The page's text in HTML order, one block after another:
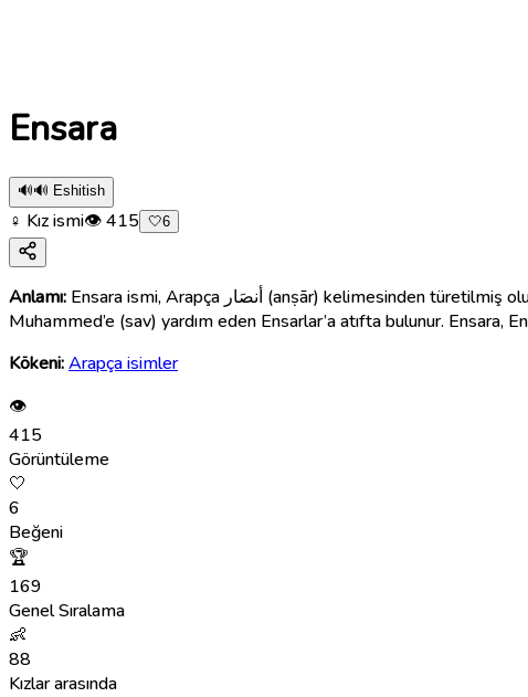
Ensara
🔊🔊 Eshitish
♀ Kız ismi👁415 🤍6
Anlamı: Ensara ismi, Arapça أنصَار (anṣār) kelimesinden türetilmiş olup, “yardımcı”, “kurtarıcı” veya “destekçi” anlamına gelir. Bu isim, özellikle İslam tarihindeki Medine’de Peygamber
Muhammed’e (sav) yardım eden Ensarlar’a atıfta bulunur. Ensara,
Kökeni:Arapça isimler
👁
415
Görüntüleme
🤍
6
Beğeni
🏆
169
Genel Sıralama
👶
88
Kızlar arasında